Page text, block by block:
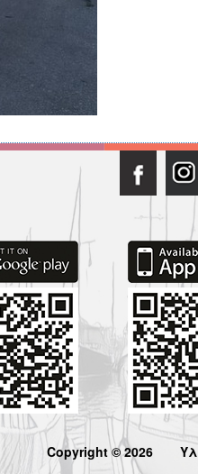
Copyright © 2026